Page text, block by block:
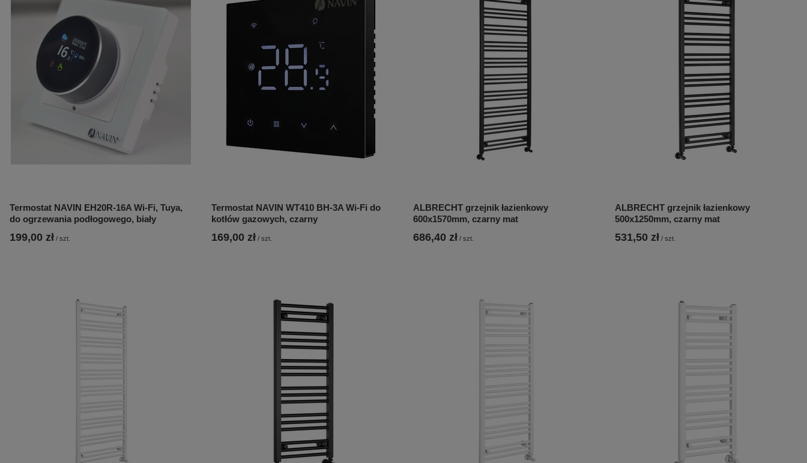
Termostat NAVIN EH20R-16A Wi-Fi, Tuya,
do ogrzewania podłogowego, biały
199,00 zł / szt.
Termostat NAVIN WT410 BH-3A Wi-Fi do
kotłów gazowych, czarny
169,00 zł / szt.
ALBRECHT grzejnik łazienkowy
600x1570mm, czarny mat
686,40 zł / szt.
ALBRECHT grzejnik łazienkowy
500x1250mm, czarny mat
531,50 zł / szt.